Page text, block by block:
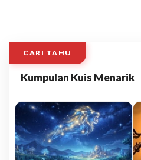
CARI TAHU
Kumpulan Kuis Menarik